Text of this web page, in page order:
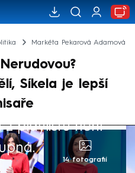
Markéta Pekarová Adamová
Síkela je lepší
playlistu není
14 fotografií